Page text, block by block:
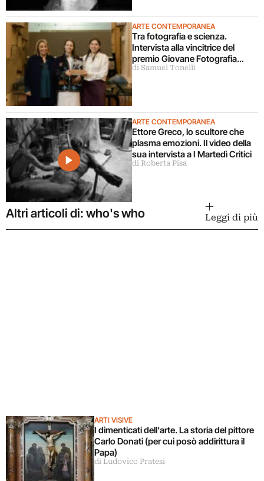
ARTE CONTEMPORANEA
Tra fotografia e scienza.
Intervista alla vincitrice del
premio Giovane Fotografia
Italiana 2026
di Samuel Tonelli
ARTE CONTEMPORANEA
Ettore Greco, lo scultore che
plasma emozioni. Il video della
sua intervista a I Martedì Critici
di Roberta Pisa
Altri articoli di: who's who Leggi di più
ARTI VISIVE
I dimenticati dell’arte. La storia del pittore
Carlo Donati (per cui posò addirittura il
Papa)
di Ludovico Pratesi